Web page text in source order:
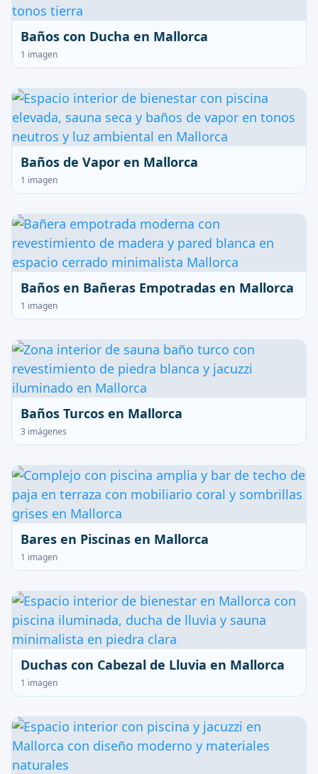
Baños con Ducha en Mallorca
1 imagen
Baños de Vapor en Mallorca
1 imagen
Baños en Bañeras Empotradas en Mallorca
1 imagen
Baños Turcos en Mallorca
3 imágenes
Bares en Piscinas en Mallorca
1 imagen
Duchas con Cabezal de Lluvia en Mallorca
1 imagen